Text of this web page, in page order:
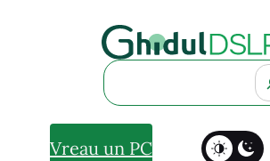
Search
Vreau un PC